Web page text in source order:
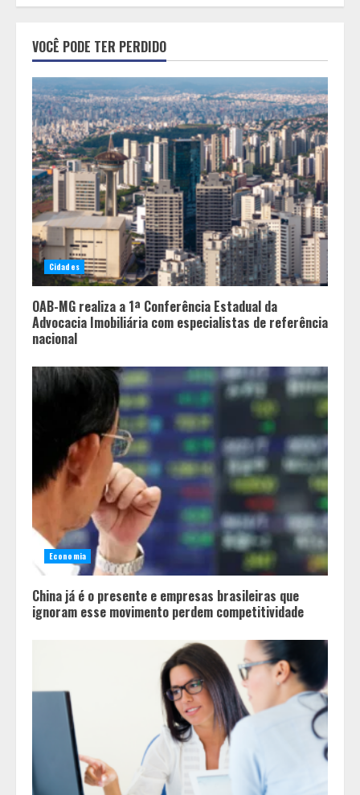
2
brasileiras que ignoram esse
movimento perdem competitividade
Após enchentes e tempestades,
linha emergencial já liberou R$ 89
milhões para reconstrução de
pequenos negócios em Minas
Encontro mundial das Cidades
Criativas da Gastronomia da
Unesco tem a participação de BH
VOCÊ PODE TER PERDIDO
Cidades
OAB-MG realiza a 1ª Conferência Estadual da
Advocacia Imobiliária com especialistas de referência
nacional
Economia
China já é o presente e empresas brasileiras que
ignoram esse movimento perdem competitividade